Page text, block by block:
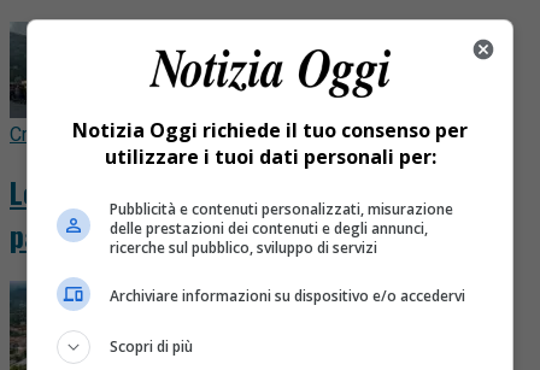
Cronaca15 ore fa
Le fiamme scendono verso il Cavallero,
paura per la notte
Notizia Oggi richiede il tuo consenso per
utilizzare i tuoi dati personali per:
Pubblicità e contenuti personalizzati, misurazione
delle prestazioni dei contenuti e degli annunci,
ricerche sul pubblico, sviluppo di servizi
Archiviare informazioni su dispositivo e/o accedervi
Scopri di più